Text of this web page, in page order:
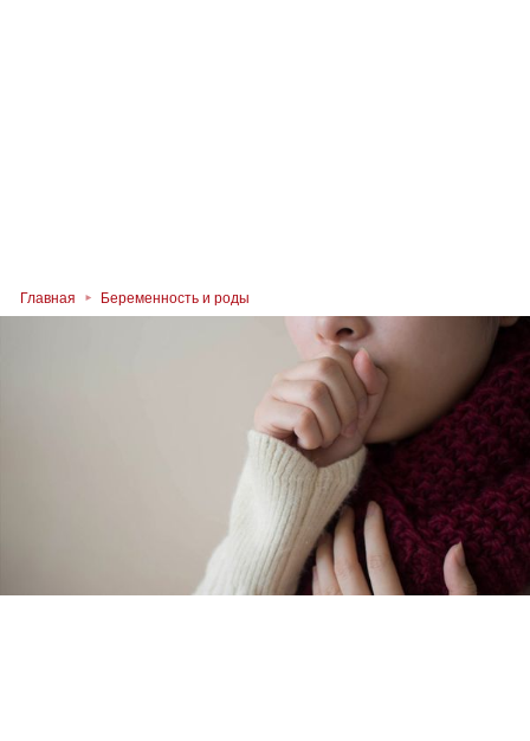
Главная Беременность и роды